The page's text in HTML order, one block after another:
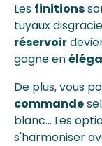
Les finitions
tuyaux
réservoir
gagne en
De plus, vous
commande
blanc... Les
s'harmoniser